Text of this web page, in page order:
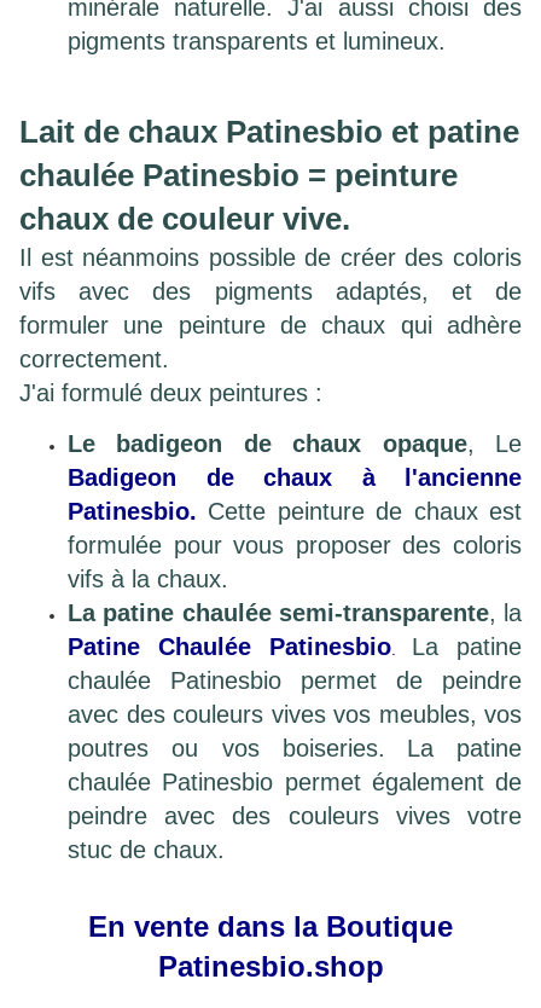
minérale naturelle. J'ai aussi choisi des
pigments transparents et lumineux.
Lait de chaux Patinesbio et patine
chaulée Patinesbio = peinture
chaux de couleur vive.
Il est néanmoins possible de créer des coloris
vifs avec des pigments adaptés, et de
formuler une peinture de chaux qui adhère
correctement.
J'ai formulé deux peintures :
Le badigeon de chaux opaque, Le
Badigeon de chaux à l'ancienne
Patinesbio. Cette peinture de chaux est
formulée pour vous proposer des coloris
vifs à la chaux.
La patine chaulée semi-transparente, la
Patine Chaulée Patinesbio.
La patine
chaulée Patinesbio permet de peindre
avec des couleurs vives vos meubles, vos
poutres ou vos boiseries.
La patine
chaulée Patinesbio permet également de
peindre avec des couleurs vives votre
stuc de chaux.
En vente dans la Boutique
Patinesbio.shop